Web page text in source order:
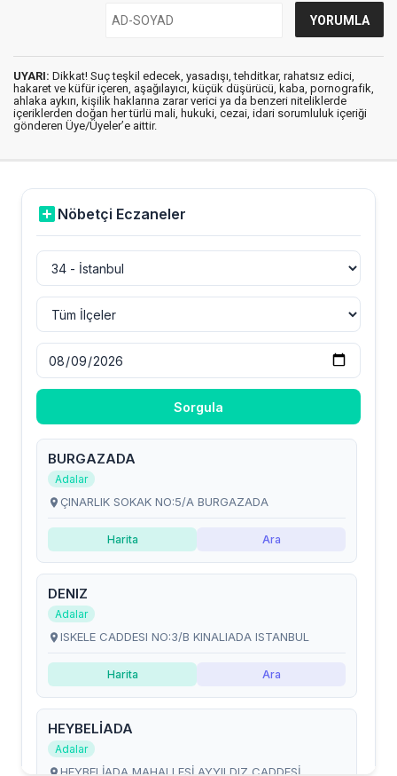
UYARI: Dikkat! Suç teşkil edecek, yasadışı, tehditkar, rahatsız edici,
hakaret ve küfür içeren, aşağılayıcı, küçük düşürücü, kaba, pornografik,
ahlaka aykırı, kişilik haklarına zarar verici ya da benzeri niteliklerde
içeriklerden doğan her türlü mali, hukuki, cezai, idari sorumluluk içeriği
gönderen Üye/Üyeler’e aittir.